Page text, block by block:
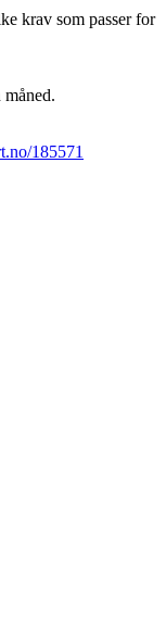
krav som passer for
185571